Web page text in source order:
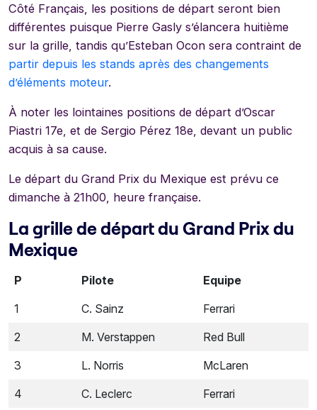
Côté Français, les positions de départ seront bien
différentes puisque Pierre Gasly s’élancera huitième
sur la grille, tandis qu’Esteban Ocon sera contraint de
partir depuis les stands après des changements
d’éléments moteur.
À noter les lointaines positions de départ d’Oscar
Piastri 17e, et de Sergio Pérez 18e, devant un public
acquis à sa cause.
Le départ du Grand Prix du Mexique est prévu ce
dimanche à 21h00, heure française.
La grille de départ du Grand Prix du
Mexique
P Pilote
Equipe
1
C. Sainz
Ferrari
2
M. Verstappen
Red Bull
3
L. Norris
McLaren
4
C. Leclerc
Ferrari